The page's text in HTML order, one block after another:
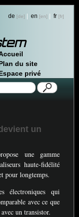
de | en | fr
du site
privé
un
une gamme
haute-fidélité
pour longtemps.
électroniques qui
avec ce que
un transistor.